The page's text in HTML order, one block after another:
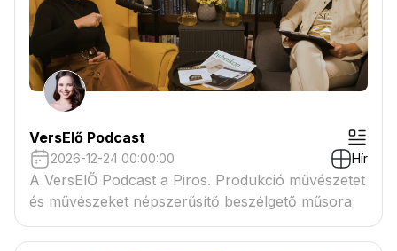
VersElő Podcast
2026-12-24 00:00:00 Hír
A VersElŐ Podcast a Piros. Produkció művészetet
és művészeket népszerűsítő beszélgető műsora